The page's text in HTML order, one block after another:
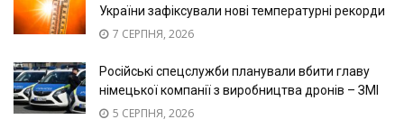
України зафіксували нові температурні рекорди
7 СЕРПНЯ, 2026
Російські спецслужби планували вбити главу
німецької компанії з виробництва дронів – ЗМІ
5 СЕРПНЯ, 2026